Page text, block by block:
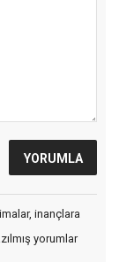
inançlara
yorumlar